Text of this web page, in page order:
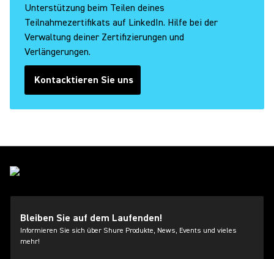
Unterstützung beim Teilen deines
Teilnahmezertifikats auf LinkedIn. Hilfe bei der
Verwaltung deiner Zertifizierungen und
Verlängerungen.
Kontacktieren Sie uns
(Opens in a new tab)
Bleiben Sie auf dem Laufenden!
Informieren Sie sich über Shure Produkte, News, Events und vieles
mehr!